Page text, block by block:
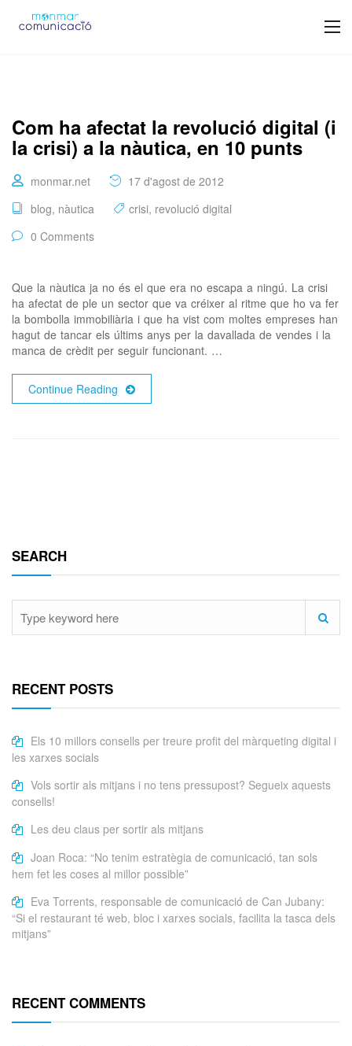
Com ha afectat la revolució digital (i
la crisi) a la nàutica, en 10 punts
monmar.net
17 d'agost de 2012
blog, nàutica crisi, revolució digital
0 Comments
Que la nàutica ja no és el que era no escapa a ningú. La crisi
ha afectat de ple un sector que va créixer al ritme que ho va fer
la bombolla immobiliària i que ha vist com moltes empreses han
hagut de tancar els últims anys per la davallada de vendes i la
manca de crèdit per seguir funcionant. …
Continue Reading
SEARCH
RECENT POSTS
Els 10 millors consells per treure profit del màrqueting digital i
les xarxes socials
Vols sortir als mitjans i no tens pressupost? Segueix aquests
consells!
Les deu claus per sortir als mitjans
Joan Roca: “No tenim estratègia de comunicació, tan sols
hem fet les coses al millor possible”
Eva Torrents, responsable de comunicació de Can Jubany:
“Si el restaurant té web, bloc i xarxes socials, facilita la tasca dels
mitjans”
RECENT COMMENTS